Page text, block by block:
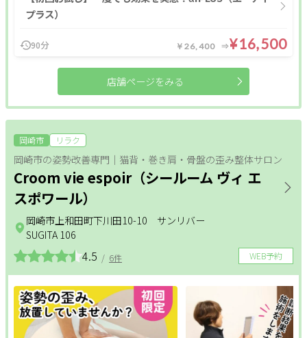
プラス）
90分 ￥26,400 ¥16,500
店舗ページをみる
岡崎市 リラク
岡崎市の姿勢改善専門｜猫背・巻き肩・骨盤の歪み整体サロン
Croom vie espoir（シールーム ヴィ エ
スポワール）
WEB予約
4.5 / 6件
岡崎市上和田町下川田10-10 サンリバー
SUGITA 106
整体メニュー
インナーケア 更年期 温活
姿勢改善 ヘッドケア 足つぼ
オールハンド 肩・背中・腰 産前・産後
条件
割引あり
個室あり
現金払いのみ
キャッシュレスOK
24H営業
成人式
1人のスタッフが最後まで対応
メンズにおすすめ
ペア施術OK
予約なしOK